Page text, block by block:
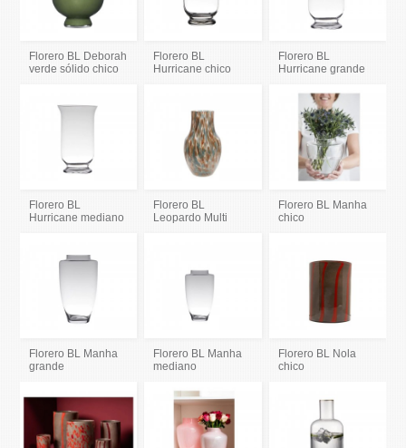
Florero BL Deborah
verde sólido chico
Florero BL
Hurricane chico
Florero BL
Hurricane grande
Florero BL
Hurricane mediano
Florero BL
Leopardo Multi
Florero BL Manha
chico
Florero BL Manha
grande
Florero BL Manha
mediano
Florero BL Nola
chico